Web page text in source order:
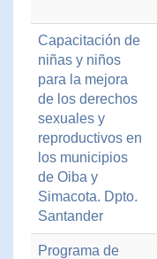
Capacitación de
niñas y niños
para la mejora
de los derechos
sexuales y
reproductivos en
los municipios
de Oiba y
Simacota. Dpto.
Santander
Programa de